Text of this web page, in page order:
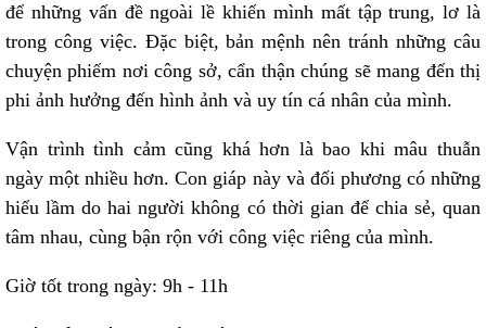
để những vấn đề ngoài lề khiến mình mất tập trung, lơ là
trong công việc. Đặc biệt, bản mệnh nên tránh những câu
chuyện phiếm nơi công sở, cẩn thận chúng sẽ mang đến thị
phi ảnh hưởng đến hình ảnh và uy tín cá nhân của mình.
Vận trình tình cảm cũng khá hơn là bao khi mâu thuẫn
ngày một nhiều hơn. Con giáp này và đối phương có những
hiểu lầm do hai người không có thời gian để chia sẻ, quan
tâm nhau, cùng bận rộn với công việc riêng của mình.
Giờ tốt trong ngày: 9h - 11h